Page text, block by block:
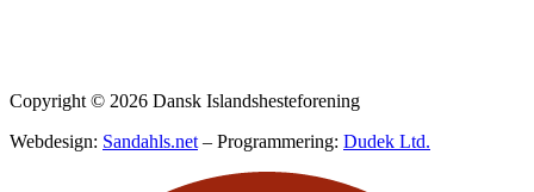
Copyright © 2026 Dansk Islandshesteforening
Webdesign: Sandahls.net – Programmering: Dudek Ltd.